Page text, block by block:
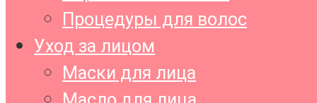
Процедуры для волос
Уход за лицом
Маски для лица